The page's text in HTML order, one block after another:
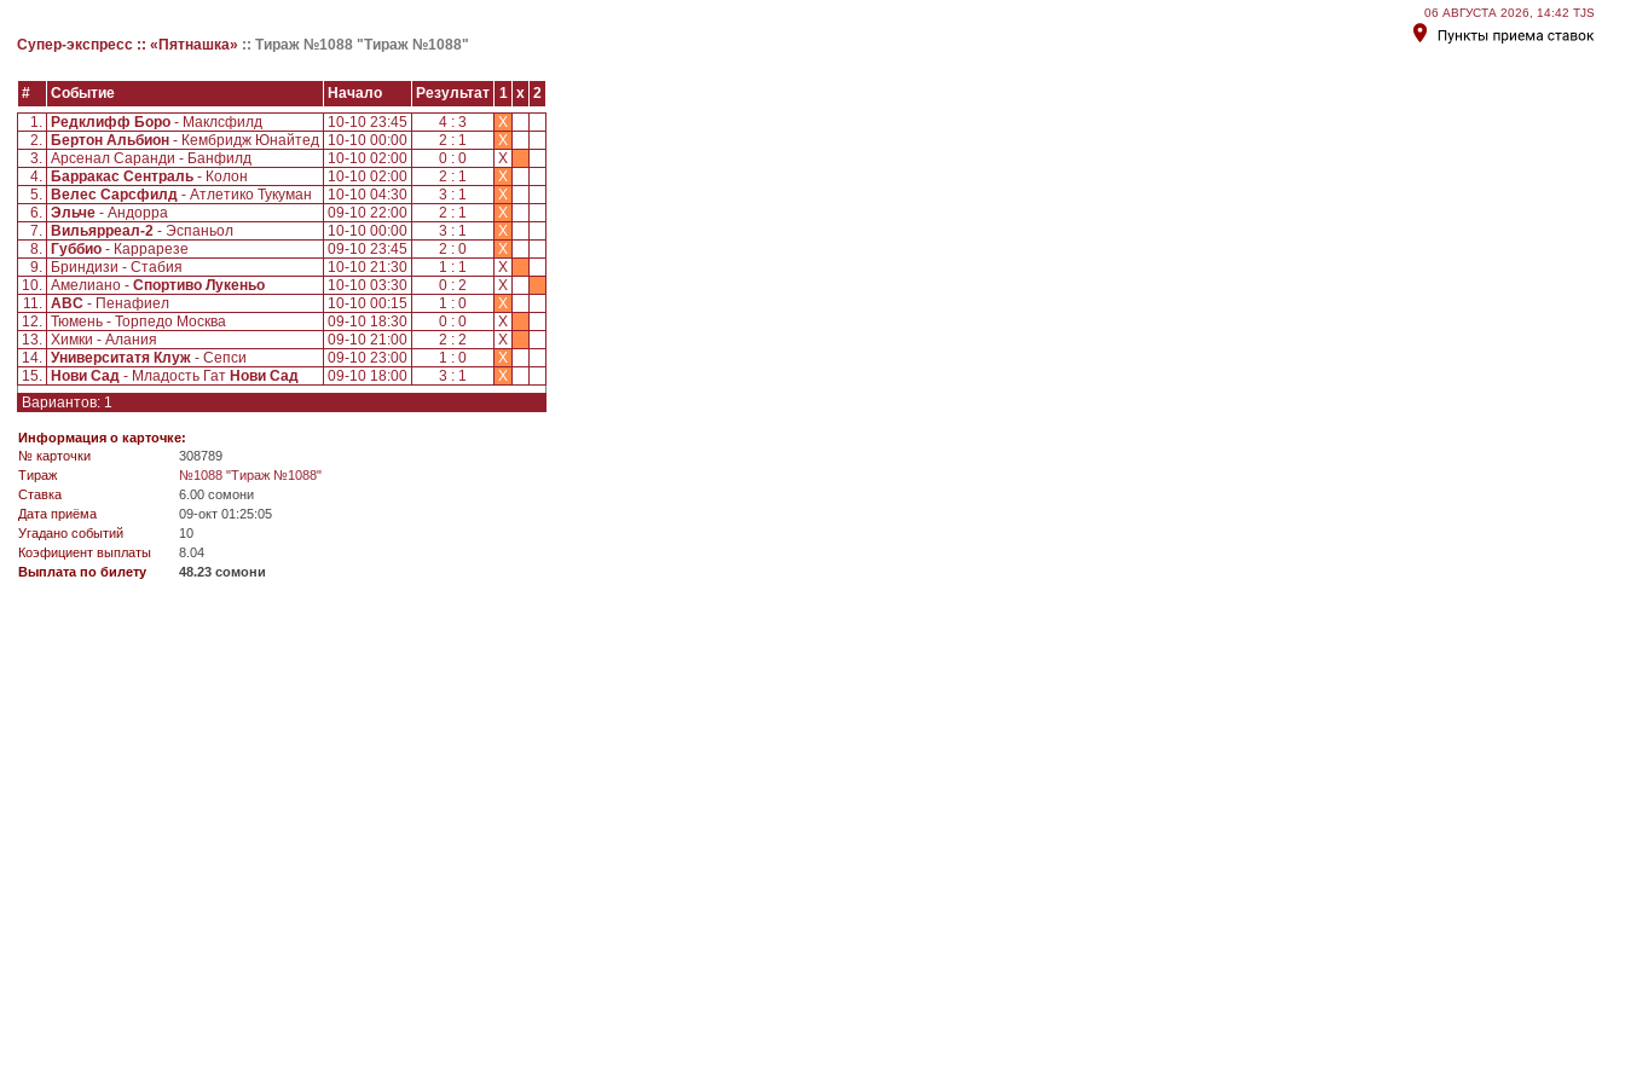
06 АВГУСТА 2026, 14:42 TJS
Супер-экспресс :: «Пятнашка» :: Тираж №1088 "Тираж №1088"
# Событие Начало Результат 1 x 2
1.
Редклифф Боро - Маклсфилд 10-10 23:45 4 : 3
X
2.
Бертон Альбион - Кембридж Юнайтед 10-10 00:00 2 : 1
X
3. Арсенал Саранди - Банфилд 10-10 02:00 0 : 0
X
4.
Барракас Сентраль - Колон 10-10 02:00 2 : 1
X
5.
Велес Сарсфилд - Атлетико Тукуман 10-10 04:30 3 : 1
X
6. Эльче - Андорра 09-10 22:00 2 : 1
X
7.
Вильярреал-2 - Эспаньол 10-10 00:00 3 : 1
X
8.
Губбио - Каррарезе 09-10 23:45 2 : 0
X
9.
Бриндизи - Стабия 10-10 21:30 1 : 1
X
10. Амелиано - Спортиво Лукеньо 10-10 03:30 0 : 2
X
11. АВС - Пенафиел 10-10 00:15 1 : 0
X
12. Тюмень - Торпедо Москва 09-10 18:30 0 : 0
X
13. Химки - Алания 09-10 21:00 2 : 2
X
14. Университатя Клуж - Сепси 09-10 23:00 1 : 0
X
15.
Нови Сад - Младость Гат Нови Сад 09-10 18:00 3 : 1
X
Вариантов: 1
Информация о карточке:
№ карточки
308789
Tираж
№1088 "Тираж №1088"
Ставка
6.00 сомони
Дата приёма
09-окт 01:25:05
Угадано событий
10
Коэфициент выплаты
8.04
Выплата по билету
48.23 сомони